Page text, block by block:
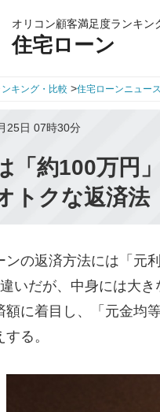
オリコン顧客満足度ランキン
住宅ローン
キング・比較 >住宅ローンニュース
25日 07時30分
「約100万円
トクな返済法
の返済方法には「元
いだが、中身には大
額に着目し、「元金均
る。